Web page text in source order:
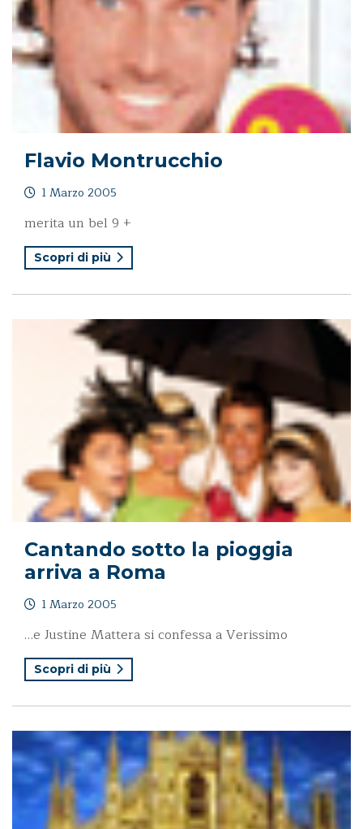
Flavio Montrucchio
1 Marzo 2005
merita un bel 9 +
Scopri di più
Cantando sotto la pioggia
arriva a Roma
1 Marzo 2005
…e Justine Mattera si confessa a Verissimo
Scopri di più